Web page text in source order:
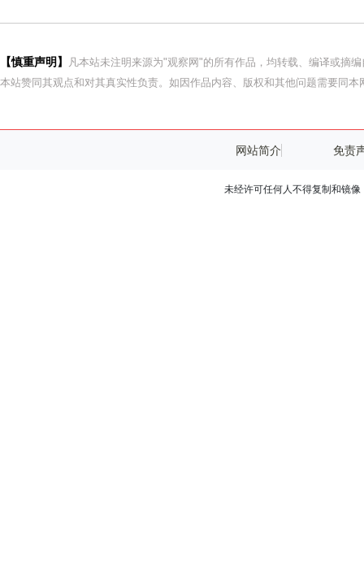
【慎重声明】
凡本站未注明来源为"观察网"的所有作品，均转载、编译或摘
本站赞同其观点和对其真实性负责。如因作品内容、版权和其他问题需要同本
网站简介 免责
未经许可任何人不得复制和镜